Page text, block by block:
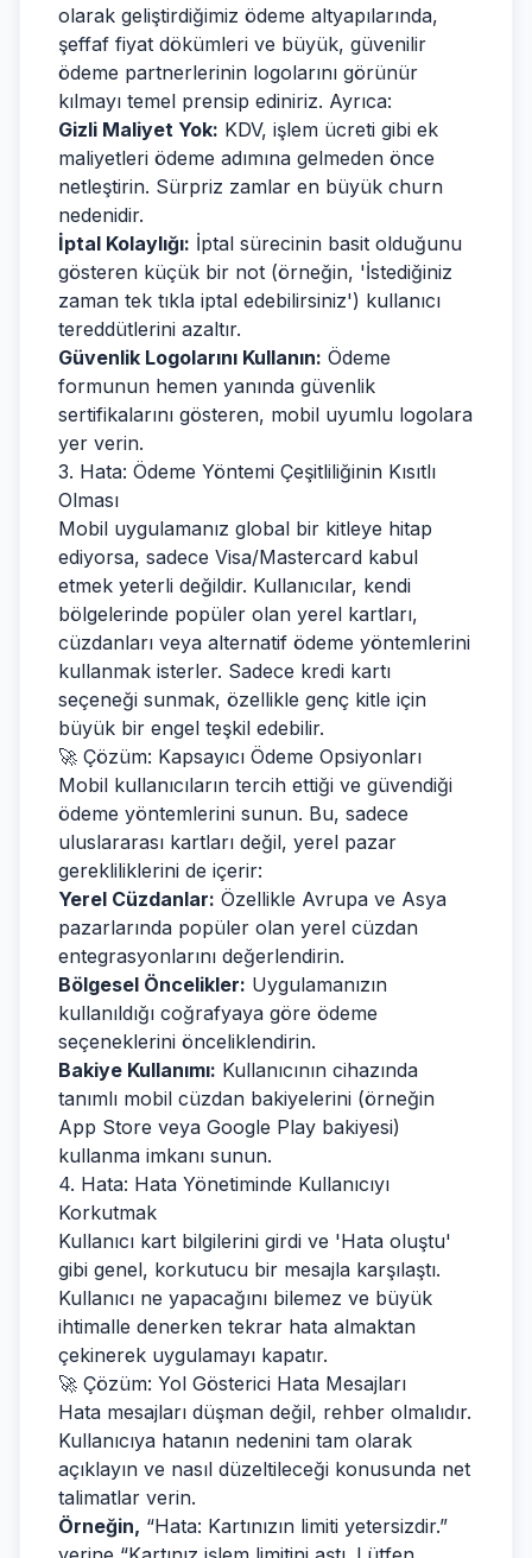
olarak geliştirdiğimiz ödeme altyapılarında,
şeffaf fiyat dökümleri ve büyük, güvenilir
ödeme partnerlerinin logolarını görünür
kılmayı temel prensip ediniriz. Ayrıca:
Gizli Maliyet Yok: KDV, işlem ücreti gibi ek
maliyetleri ödeme adımına gelmeden önce
netleştirin. Sürpriz zamlar en büyük churn
nedenidir.
İptal Kolaylığı: İptal sürecinin basit olduğunu
gösteren küçük bir not (örneğin, 'İstediğiniz
zaman tek tıkla iptal edebilirsiniz') kullanıcı
tereddütlerini azaltır.
Güvenlik Logolarını Kullanın: Ödeme
formunun hemen yanında güvenlik
sertifikalarını gösteren, mobil uyumlu logolara
yer verin.
3. Hata: Ödeme Yöntemi Çeşitliliğinin Kısıtlı
Olması
Mobil uygulamanız global bir kitleye hitap
ediyorsa, sadece Visa/Mastercard kabul
etmek yeterli değildir. Kullanıcılar, kendi
bölgelerinde popüler olan yerel kartları,
cüzdanları veya alternatif ödeme yöntemlerini
kullanmak isterler. Sadece kredi kartı
seçeneği sunmak, özellikle genç kitle için
büyük bir engel teşkil edebilir.
🚀 Çözüm: Kapsayıcı Ödeme Opsiyonları
Mobil kullanıcıların tercih ettiği ve güvendiği
ödeme yöntemlerini sunun. Bu, sadece
uluslararası kartları değil, yerel pazar
gerekliliklerini de içerir:
Yerel Cüzdanlar: Özellikle Avrupa ve Asya
pazarlarında popüler olan yerel cüzdan
entegrasyonlarını değerlendirin.
Bölgesel Öncelikler: Uygulamanızın
kullanıldığı coğrafyaya göre ödeme
seçeneklerini önceliklendirin.
Bakiye Kullanımı: Kullanıcının cihazında
tanımlı mobil cüzdan bakiyelerini (örneğin
App Store veya Google Play bakiyesi)
kullanma imkanı sunun.
4. Hata: Hata Yönetiminde Kullanıcıyı
Korkutmak
Kullanıcı kart bilgilerini girdi ve 'Hata oluştu'
gibi genel, korkutucu bir mesajla karşılaştı.
Kullanıcı ne yapacağını bilemez ve büyük
ihtimalle denerken tekrar hata almaktan
çekinerek uygulamayı kapatır.
🚀 Çözüm: Yol Gösterici Hata Mesajları
Hata mesajları düşman değil, rehber olmalıdır.
Kullanıcıya hatanın nedenini tam olarak
açıklayın ve nasıl düzeltileceği konusunda net
talimatlar verin.
Örneğin, “Hata: Kartınızın limiti yetersizdir.”